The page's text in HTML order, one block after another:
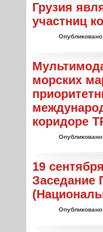
Грузия
участниц
морских
коридоре
19
Заседание